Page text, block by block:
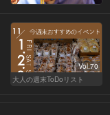
Vol.70
大人の週末ToDoリスト